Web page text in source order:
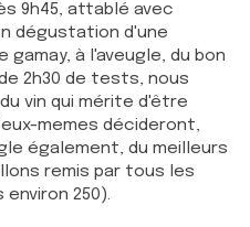
9h45, attablé avec
dégustation d'une
à l'aveugle, du bon
2h30 de tests, nous
vin qui mérite d'être
memes décideront,
également, du meilleurs
remis par tous les
250).